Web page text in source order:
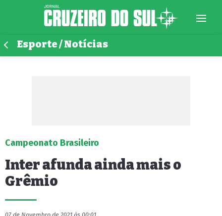
Esporte / Notícias
Campeonato Brasileiro
Inter afunda ainda mais o
Grêmio